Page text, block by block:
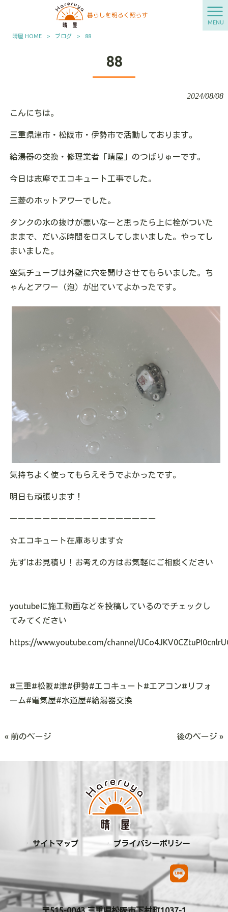
MENU
晴屋 HOME > ブログ > 88
88
2024/08/08
こんにちは。
三重県津市・松阪市・伊勢市で活動しております。
給湯器の交換・修理業者「晴屋」のつばりゅーです。
今日は志摩でエコキュート工事でした。
三菱のホットアワーでした。
タンクの水の抜けが悪いなーと思ったら上に栓がついた
ままで、だいぶ時間をロスしてしまいました。やってし
まいました。
空気チューブは外壁に穴を開けさせてもらいました。ち
ゃんとアワー（泡）が出ていてよかったです。
気持ちよく使ってもらえそうでよかったです。
明日も頑張ります！
ーーーーーーーーーーーーーーーーーー
☆エコキュート在庫あります☆
先ずはお見積り！お考えの方はお気軽にご相談ください
youtubeに施工動画などを投稿しているのでチェックし
てみてください
https://www.youtube.com/channel/
#三重#松阪#津#伊勢#エコキュート#エアコン#リフォ
ーム#電気屋#水道屋#給湯器交換
« 前のページ 後のページ »
サイトマップ プライバシーポリシー